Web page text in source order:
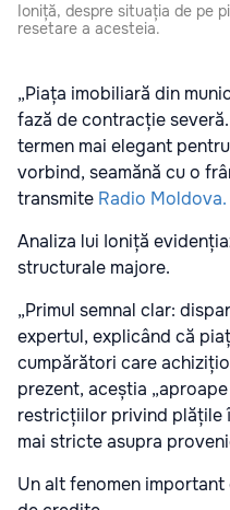
Ioniță, despre situația de pe
resetare a acesteia.
„Piața imobiliară din
fază de contracție
termen mai elegant
vorbind, seamănă cu o
transmite Radio Moldova.
Analiza lui Ioniță
structurale majore.
„Primul semnal clar:
expertul, explicând că
cumpărători care
prezent, aceștia
restricțiilor privind plățile
mai stricte asupra
Un alt fenomen